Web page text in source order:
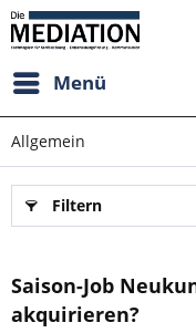
Menü
Allgemein
Filtern
Saison-Job
akquirieren?